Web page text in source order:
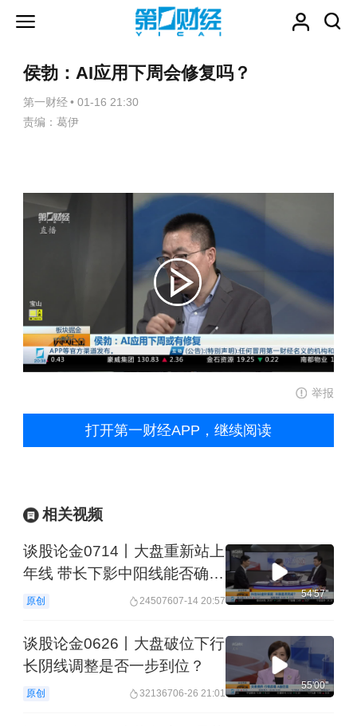
侯勃：AI应用下周会修复吗？
第一财经 • 01-16 21:30
责编：葛伊
举报
打开第一财经APP，继续阅读
相关视频
谈股论金0714丨大盘重新站上
年线 带长下影中阳线能否确认
止跌？
原创 24507607-14 20:57
54'57''
谈股论金0626丨大盘破位下行
长阴线调整是否一步到位？
原创 32136706-26 21:01
55'00''